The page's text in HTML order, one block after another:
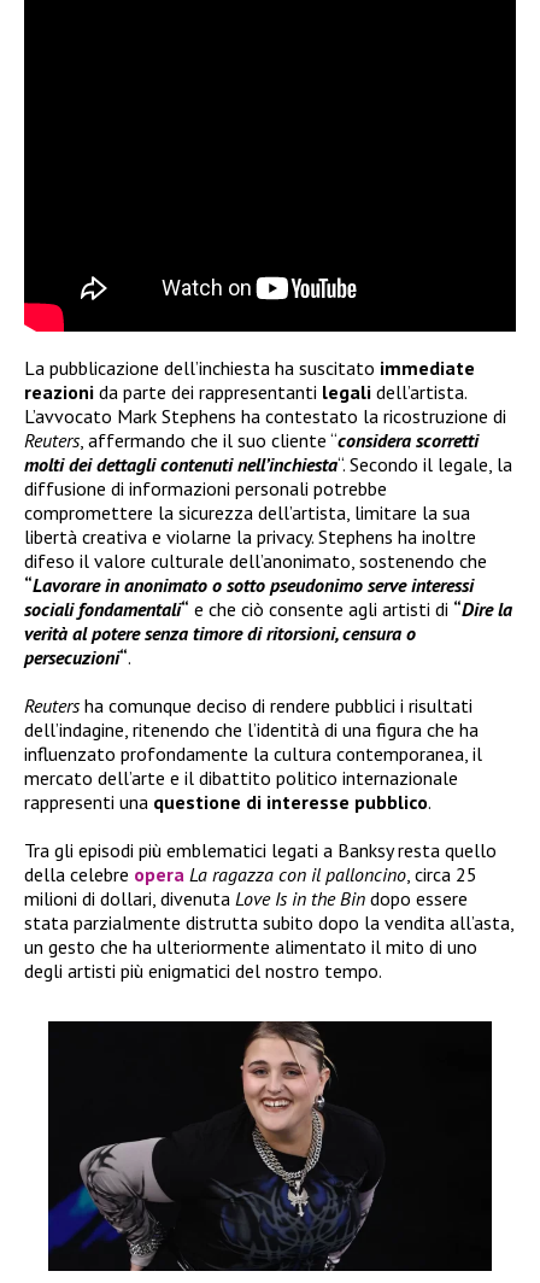
La pubblicazione dell’inchiesta ha suscitato immediate
reazioni da parte dei rappresentanti legali dell’artista.
L’avvocato Mark Stephens ha contestato la ricostruzione di
Reuters, affermando che il suo cliente “considera scorretti
molti dei dettagli contenuti nell’inchiesta“. Secondo il legale, la
diffusione di informazioni personali potrebbe
compromettere la sicurezza dell’artista, limitare la sua
libertà creativa e violarne la privacy. Stephens ha inoltre
difeso il valore culturale dell’anonimato, sostenendo che
“Lavorare in anonimato o sotto pseudonimo serve interessi
sociali fondamentali“ e che ciò consente agli artisti di “Dire la
verità al potere senza timore di ritorsioni, censura o
persecuzioni“.
Reutersha comunque deciso di rendere pubblici i risultati
dell’indagine, ritenendo che l’identità di una figura che ha
influenzato profondamente la cultura contemporanea, il
mercato dell’arte e il dibattito politico internazionale
rappresenti una questione di interesse pubblico.
Tra gli episodi più emblematici legati a Banksy resta quello
della celebre opera La ragazza con il palloncino, circa 25
milioni di dollari, divenuta Love Is in the Bin dopo essere
stata parzialmente distrutta subito dopo la vendita all’asta,
un gesto che ha ulteriormente alimentato il mito di uno
degli artisti più enigmatici del nostro tempo.